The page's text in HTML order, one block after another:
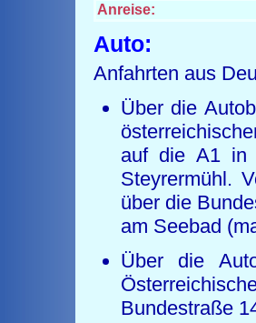
Anreise:
Auto:
Anfahrten aus
Über die
auf die A1 in
Steyrermühl.
über die
am Seebad
Über die
Bundestraße